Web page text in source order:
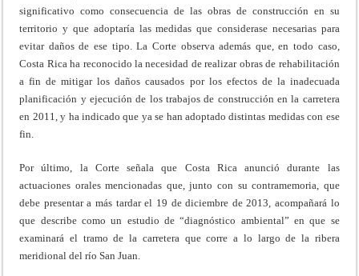
significativo como consecuencia de las obras de construcción en su
territorio y que adoptaría las medidas que considerase necesarias para
evitar daños de ese tipo. La Corte observa además que, en todo caso,
Costa Rica ha reconocido la necesidad de realizar obras de rehabilitación
a fin de mitigar los daños causados por los efectos de la inadecuada
planificación y ejecución de los trabajos de construcción en la carretera
en 2011, y ha indicado que ya se han adoptado distintas medidas con ese
fin.
Por último, la Corte señala que Costa Rica anunció durante las
actuaciones orales mencionadas que, junto con su contramemoria, que
debe presentar a más tardar el 19 de diciembre de 2013, acompañará lo
que describe como un estudio de “diagnóstico ambiental” en que se
examinará el tramo de la carretera que corre a lo largo de la ribera
meridional del río San Juan.